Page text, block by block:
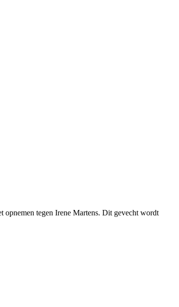
opnemen tegen Irene Martens. Dit gevecht wordt